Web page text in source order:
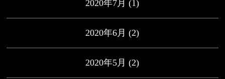
2020年7月 (1)
2020年6月 (2)
2020年5月 (2)